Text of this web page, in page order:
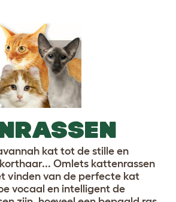
kat tot de stille en
Omlets kattenrassen
vinden van de perfecte kat
vocaal en intelligent de